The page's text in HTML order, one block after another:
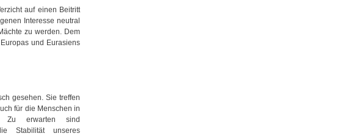
auf einen Beitritt
Interesse neutral
zu werden. Dem
und Eurasiens
gesehen. Sie treffen
für die Menschen in
Zu erwarten sind
Stabilität unseres